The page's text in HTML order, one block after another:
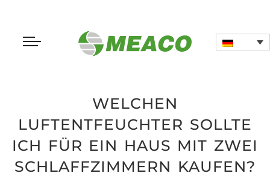
WELCHEN
LUFTENTFEUCHTER SOLLTE
ICH FÜR EIN HAUS MIT ZWEI
SCHLAFFZIMMERN KAUFEN?